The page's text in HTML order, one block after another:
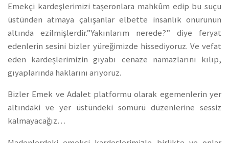
Emekçi kardeşlerimizi taşeronlara mahkûm edip bu suçu
üstünden atmaya çalışanlar elbette insanlık onurunun
altında ezilmişlerdir.”Yakınlarım nerede?” diye feryat
edenlerin sesini bizler yüreğimizde hissediyoruz. Ve vefat
eden kardeşlerimizin gıyabı cenaze namazlarını kılıp,
gıyaplarında haklarını arıyoruz.
Bizler Emek ve Adalet platformu olarak egemenlerin yer
altındaki ve yer üstündeki sömürü düzenlerine sessiz
kalmayacağız…